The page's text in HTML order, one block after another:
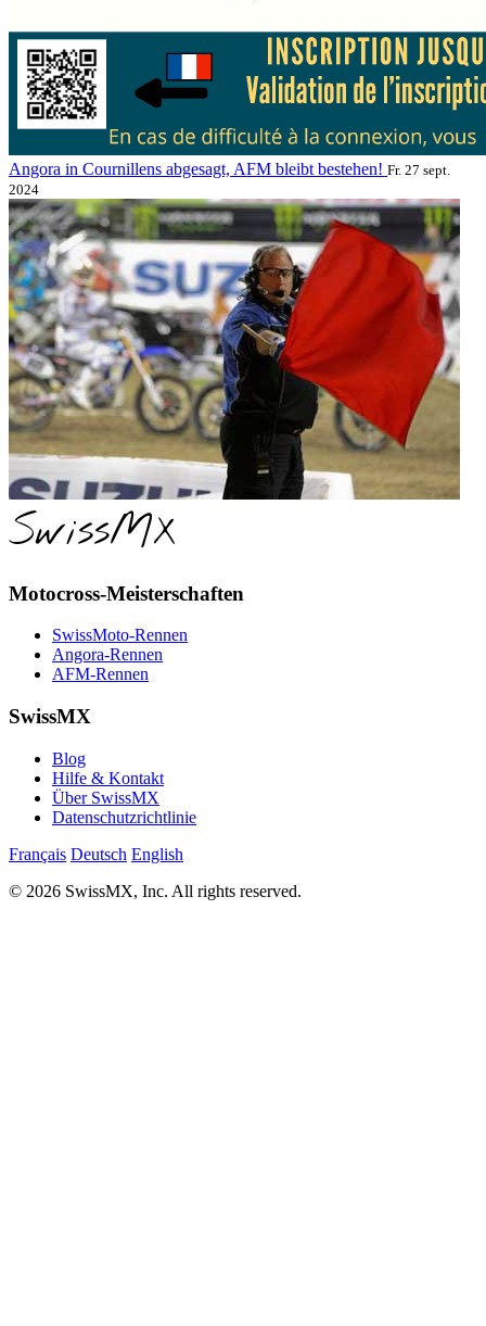
Angora in Cournillens abgesagt, AFM bleibt bestehen! Fr. 27 sept.
2024
SwissMX
Motocross-Meisterschaften
SwissMoto-Rennen
Angora-Rennen
AFM-Rennen
SwissMX
Blog
Hilfe & Kontakt
Über SwissMX
Datenschutzrichtlinie
Français Deutsch English
© 2026 SwissMX, Inc. All rights reserved.